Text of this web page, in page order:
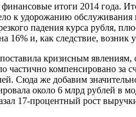
итоги 2014 года.
к удорожанию
падения курса рубля,
16% и, как следствие,
кризисным
частично компенсировано за
Сюда же добавим
около 6 млрд рублей в
17-процентный рост